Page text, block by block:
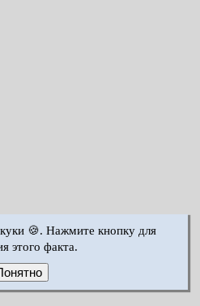
🍪. Нажмите кнопку для
этого факта.